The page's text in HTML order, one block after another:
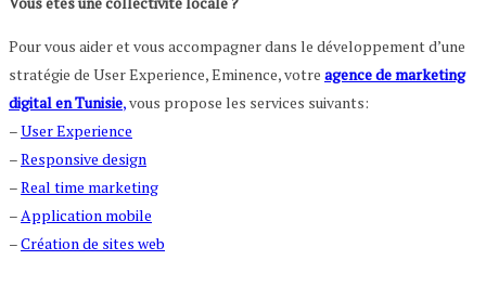
Pour vous aider et vous accompagner dans le développement d’une
stratégie de User Experience, Eminence, votre agence de marketing
digital en Tunisie,vous propose les services suivants:
–User Experience
–Responsive design
–Real time marketing
–Application mobile
–Création de sites web